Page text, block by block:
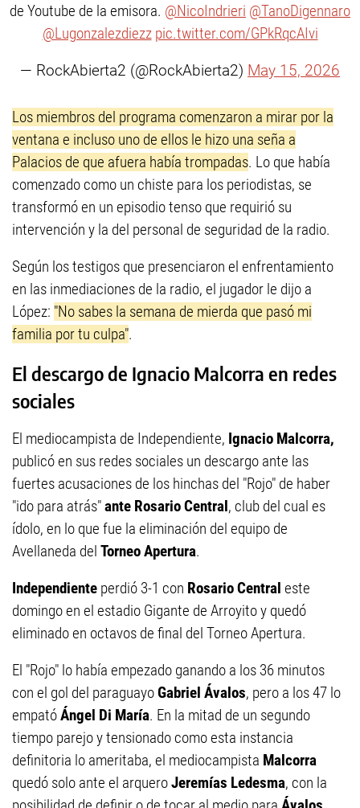
de Youtube de la emisora. @NicoIndrieri @TanoDigennaro
@Lugonzalezdiezz pic.twitter.com/GPkRqcAIvi
— RockAbierta2 (@RockAbierta2) May 15, 2026
Los miembros del programa comenzaron a mirar por la
ventana e incluso uno de ellos le hizo una seña a
Palacios de que afuera había trompadas. Lo que había
comenzado como un chiste para los periodistas, se
transformó en un episodio tenso que requirió su
intervención y la del personal de seguridad de la radio.
Según los testigos que presenciaron el enfrentamiento
en las inmediaciones de la radio, el jugador le dijo a
López: "No sabes la semana de mierda que pasó mi
familia por tu culpa".
El descargo de Ignacio Malcorra en redes
sociales
El mediocampista de Independiente, Ignacio Malcorra,
publicó en sus redes sociales un descargo ante las
fuertes acusaciones de los hinchas del "Rojo" de haber
"ido para atrás"ante Rosario Central, club del cual es
ídolo, en lo que fue la eliminación del equipo de
Avellaneda del Torneo Apertura.
Independiente perdió 3-1 con Rosario Central este
domingo en el estadio Gigante de Arroyito y quedó
eliminado en octavos de final del Torneo Apertura.
El "Rojo" lo había empezado ganando a los 36 minutos
con el gol del paraguayoGabriel Ávalos, pero a los 47 lo
empatóÁngel Di María. En la mitad de un segundo
tiempo parejo y tensionado como esta instancia
definitoria lo ameritaba, el mediocampista Malcorra
quedó solo ante el arqueroJeremías Ledesma, con la